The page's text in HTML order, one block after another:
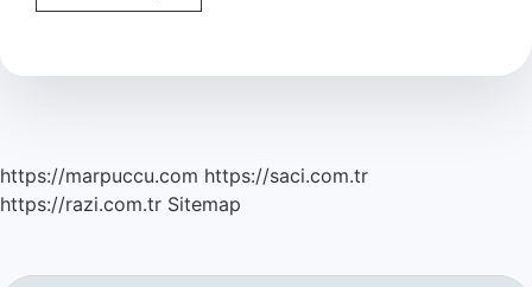
Süngeri
https://marpuccu.com https://saci.com.tr
https://razi.com.tr Sitemap